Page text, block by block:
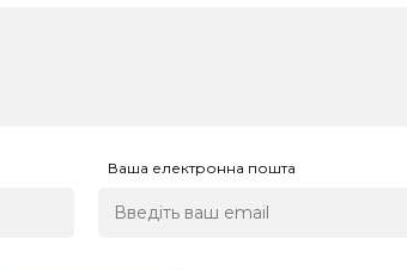
Ваша електронна пошта